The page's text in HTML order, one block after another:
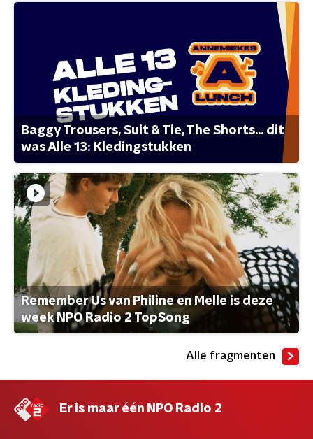
Baggy Trousers, Suit & Tie, The Shorts... dit
was Alle 13: Kledingstukken
Remember Us van Philine en Melle is deze
week NPO Radio 2 TopSong
Alle fragmenten
Er is maar één NPO Radio 2